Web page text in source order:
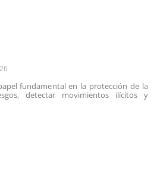
fundamental en la protección de la
detectar movimientos ilícitos y